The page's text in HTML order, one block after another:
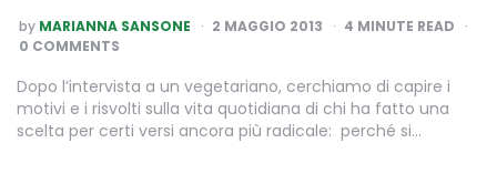
POSTED
BY
by MARIANNA SANSONE 2 MAGGIO 2013 4 MINUTE READ
0 COMMENTS
Dopo l’intervista a un vegetariano, cerchiamo di capire i
motivi e i risvolti sulla vita quotidiana di chi ha fatto una
scelta per certi versi ancora più radicale: perché si…